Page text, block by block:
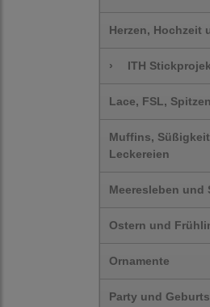
Herzen, Hochzeit
› ITH
Lace, FSL, Spitzen
Muffins,
Leckereien
Meeresleben und
Ostern und
Ornamente
Party und